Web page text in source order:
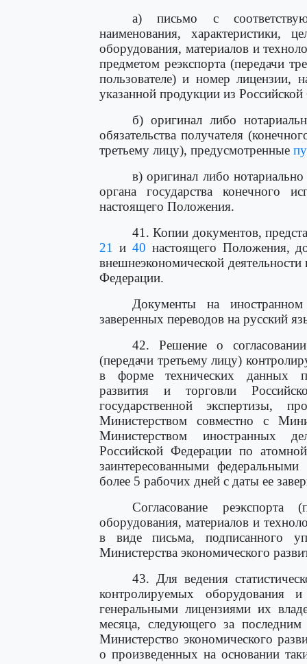
а) письмо с
наименования, характеристики,
оборудования, материалов и
предметом реэкспорта (передачи
пользователе) и номер лицензии,
указанной продукции из
б) оригинал либо
обязательства получателя
третьему лицу), предусмотренные
в) оригинал либо
органа государства конечного
настоящего Положения.
41. Копии документов,
21
и 40 настоящего Положения,
внешнеэкономической деятельности
Федерации.
Документы на
заверенных переводов на русский
42. Решение о
(передачи третьему лицу)
в форме технических данных
развития и торговли
государственной экспертизы,
Министерством совместно с
Министерством иностранных
Российской Федерации по
заинтересованными
более 5 рабочих дней с даты ее
Согласование реэкспорта
оборудования, материалов и
в виде письма, подписанного
Министерства экономического
43. Для ведения
контролируемых оборудования
генеральными лицензиями их
месяца, следующего за последним
Министерство экономического
о произведенных на основании